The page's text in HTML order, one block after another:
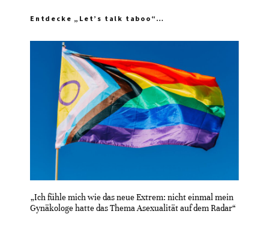
Entdecke „Let’s talk taboo“…
„Ich fühle mich wie das neue Extrem: nicht einmal mein
Gynäkologe hatte das Thema Asexualität auf dem Radar“